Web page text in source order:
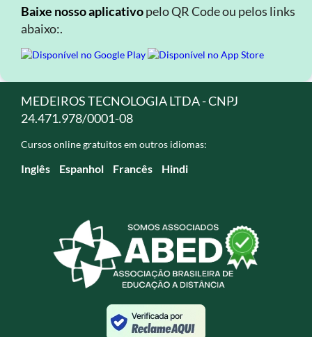
Baixe nosso aplicativopelo QR Code ou pelos links
abaixo:.
MEDEIROS TECNOLOGIA LTDA - CNPJ
24.471.978/0001-08
Cursos online gratuitos em outros idiomas:
Inglês Espanhol Francês Hindi